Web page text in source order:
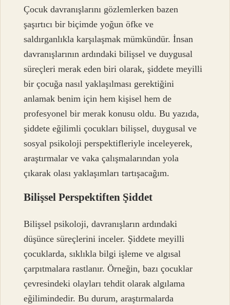
Çocuk davranışlarını gözlemlerken bazen
şaşırtıcı bir biçimde yoğun öfke ve
saldırganlıkla karşılaşmak mümkündür. İnsan
davranışlarının ardındaki bilişsel ve duygusal
süreçleri merak eden biri olarak, şiddete meyilli
bir çocuğa nasıl yaklaşılması gerektiğini
anlamak benim için hem kişisel hem de
profesyonel bir merak konusu oldu. Bu yazıda,
şiddete eğilimli çocukları bilişsel, duygusal ve
sosyal psikoloji perspektifleriyle inceleyerek,
araştırmalar ve vaka çalışmalarından yola
çıkarak olası yaklaşımları tartışacağım.
Bilişsel Perspektiften Şiddet
Bilişsel psikoloji, davranışların ardındaki
düşünce süreçlerini inceler. Şiddete meyilli
çocuklarda, sıklıkla bilgi işleme ve algısal
çarpıtmalara rastlanır. Örneğin, bazı çocuklar
çevresindeki olayları tehdit olarak algılama
eğilimindedir. Bu durum, araştırmalarda